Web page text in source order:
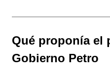
Qué proponía el
Gobierno Petro